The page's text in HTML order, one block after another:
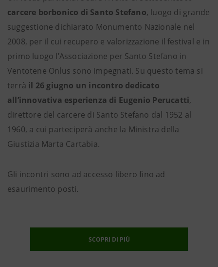
carcere borbonico di Santo Stefano, luogo di grande
suggestione dichiarato Monumento Nazionale nel
2008, per il cui recupero e valorizzazione il festival e in
primo luogo l’Associazione per Santo Stefano in
Ventotene Onlus sono impegnati. Su questo tema si
terrà il 26 giugno un incontro dedicato
all’innovativa esperienza di Eugenio Perucatti,
direttore del carcere di Santo Stefano dal 1952 al
1960, a cui parteciperà anche la Ministra della
Giustizia Marta Cartabia.
Gli incontri sono ad accesso libero fino ad
esaurimento posti.
SCOPRI DI PIÙ